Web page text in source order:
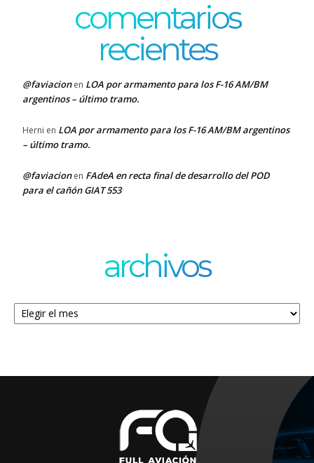
comentarios
recientes
@faviacionen LOA por armamento para los F-16 AM/BM
argentinos – último tramo.
Herni en LOA por armamento para los F-16 AM/BM argentinos
– último tramo.
@faviacionen FAdeA en recta final de desarrollo del POD
para el cañón GIAT 553
archivos
Archivos